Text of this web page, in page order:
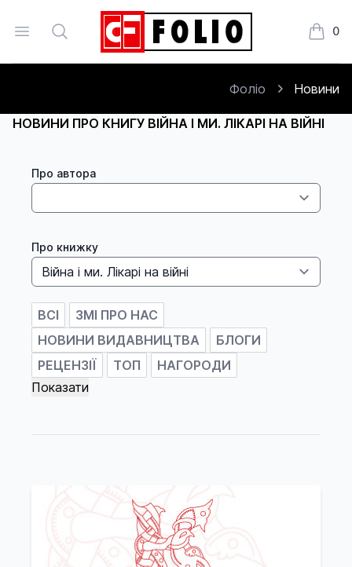
Open menu
Search 0
Фоліо Новини
НОВИНИ ПРО КНИГУ ВІЙНА І МИ. ЛІКАРІ НА ВІЙНІ
Про автора
Про книжку
ВСІ
ЗМІ ПРО НАС
НОВИНИ ВИДАВНИЦТВА
БЛОГИ
РЕЦЕНЗІЇ
ТОП НАГОРОДИ